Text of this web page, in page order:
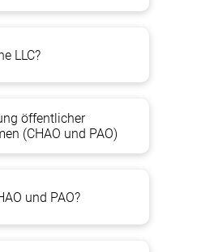
LLC?
öffentlicher
(CHAO und PAO)
und PAO?